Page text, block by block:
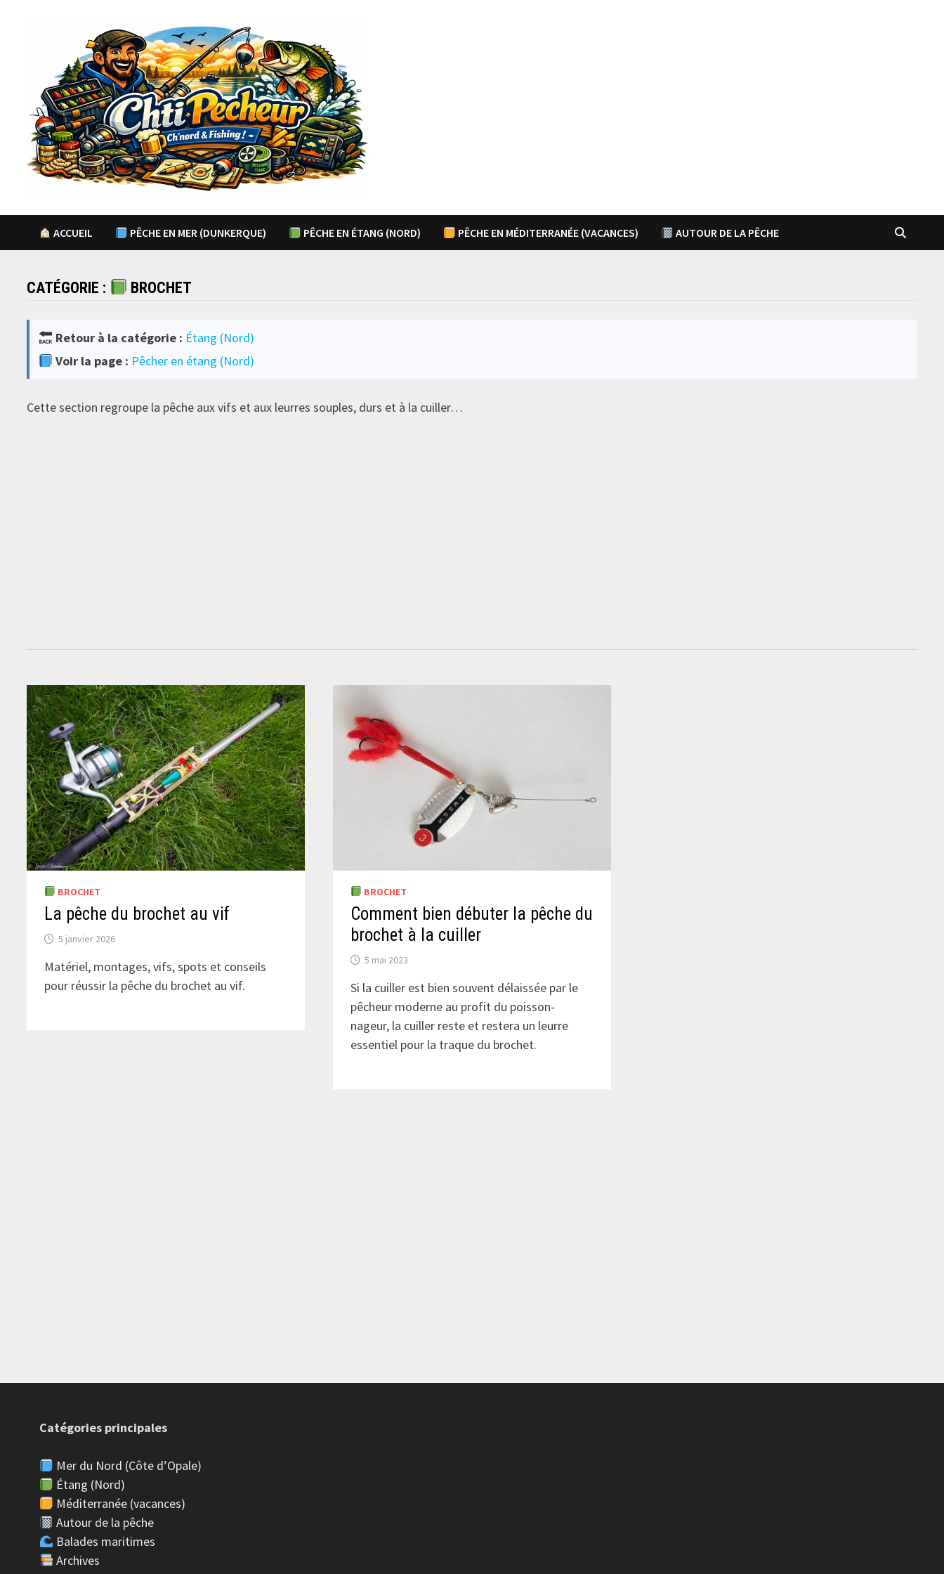
ACCUEIL PÊCHE EN MER (DUNKERQUE) PÊCHE EN ÉTANG (NORD) PÊCHE EN MÉDITERRANÉE (VACANCES) AUTOUR DE LA PÊCHE
CATÉGORIE : BROCHET
Retour à la catégorie : Étang (Nord)
Voir la page : Pêcher en étang (Nord)
Cette section regroupe la pêche aux vifs et aux leurres souples, durs et à la cuiller…
BROCHET
La pêche du brochet au vif
5 janvier 2026
Matériel, montages, vifs, spots et conseils
pour réussir la pêche du brochet au vif.
BROCHET
Comment bien débuter la pêche du
brochet à la cuiller
5 mai 2023
Si la cuiller est bien souvent délaissée par le
pêcheur moderne au profit du poisson-
nageur, la cuiller reste et restera un leurre
essentiel pour la traque du brochet.
Catégories principales
Mer du Nord (Côte d’Opale)
Étang (Nord)
Méditerranée (vacances)
Autour de la pêche
Balades maritimes
Archives